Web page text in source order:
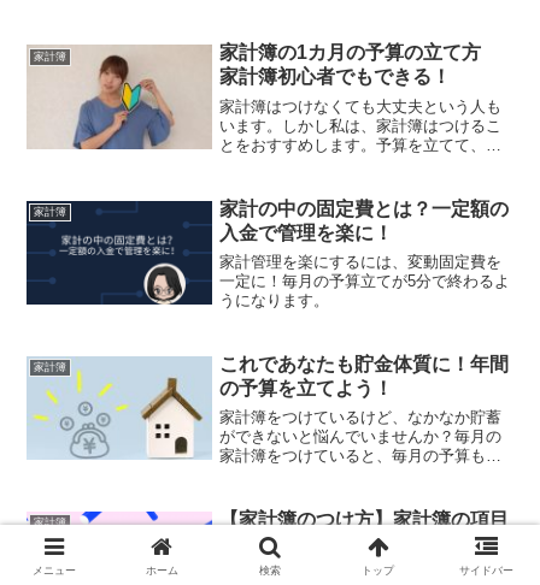
計簿の締め日はいつにしたらいいのかな
と悩んでいる方必見です！
家計簿
家計簿の1カ月の予算の立て方
家計簿初心者でもできる！
家計簿はつけなくても大丈夫という人も
います。しかし私は、家計簿はつけるこ
とをおすすめします。予算を立てて、き
ません。しかし、家計は変化するもので
す。今年は大丈夫でも、来...
家計簿
家計の中の固定費とは？一定額の
入金で管理を楽に！
家計管理を楽にするには、変動固定費を
一定に！毎月の予算立てが5分で終わるよ
うになります。
家計簿
これであなたも貯金体質に！年間
の予算を立てよう！
家計簿をつけているけど、なかなか貯蓄
ができないと悩んでいませんか？毎月の
家計簿をつけていると、毎月の予算も立
1回の支払いや大きな買い物があると思い
ます。1年に1回の...
家計簿
【家計簿のつけ方】家計簿の項目
はどう決めたらいいの？
家計簿をつけ始めると、項目はどう作っ
メニュー ホーム 検索 トップ サイドバー